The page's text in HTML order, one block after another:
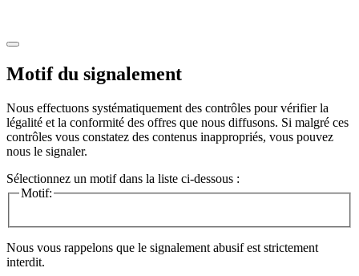
Motif du signalement
Nous effectuons systématiquement des contrôles pour vérifier la
légalité et la conformité des offres que nous diffusons. Si malgré ces
contrôles vous constatez des contenus inappropriés, vous pouvez
nous le signaler.
Sélectionnez un motif dans la liste ci-dessous :
Motif:
Nous vous rappelons que le signalement abusif est strictement
interdit.